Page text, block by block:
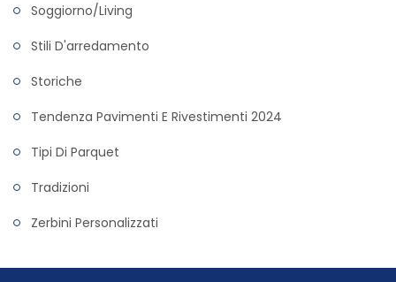
Soggiorno/living
Stili D'arredamento
Storiche
Tendenza Pavimenti E Rivestimenti 2024
Tipi Di Parquet
Tradizioni
Zerbini Personalizzati